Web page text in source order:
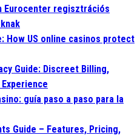
Eurocenter regisztrációs
How US online casinos protect
Guide: Discreet Billing,
guía paso a paso para la
Guide – Features, Pricing,